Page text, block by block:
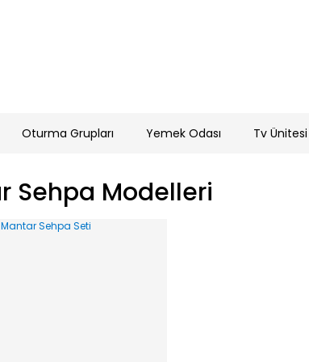
Oturma Grupları Yemek Odası Tv Ünitesi
Sehpa Modelleri